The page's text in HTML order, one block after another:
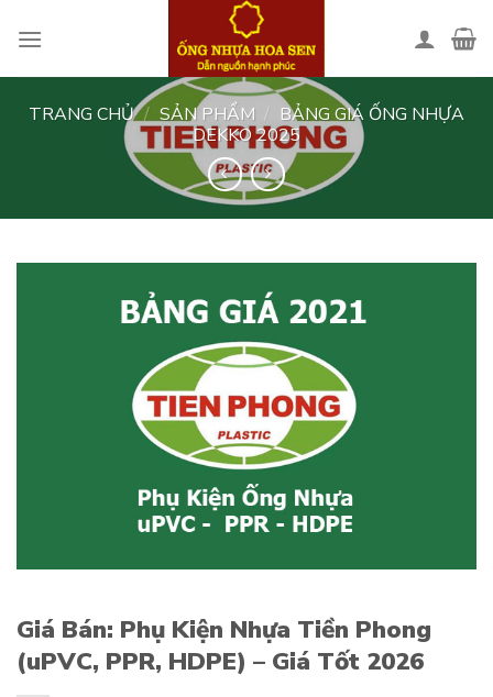
TRANG CHỦ / SẢN PHẨM / BẢNG GIÁ ỐNG NHỰA
DEKKO 2025
Giá Bán: Phụ Kiện Nhựa Tiền Phong
(uPVC, PPR, HDPE) – Giá Tốt 2026